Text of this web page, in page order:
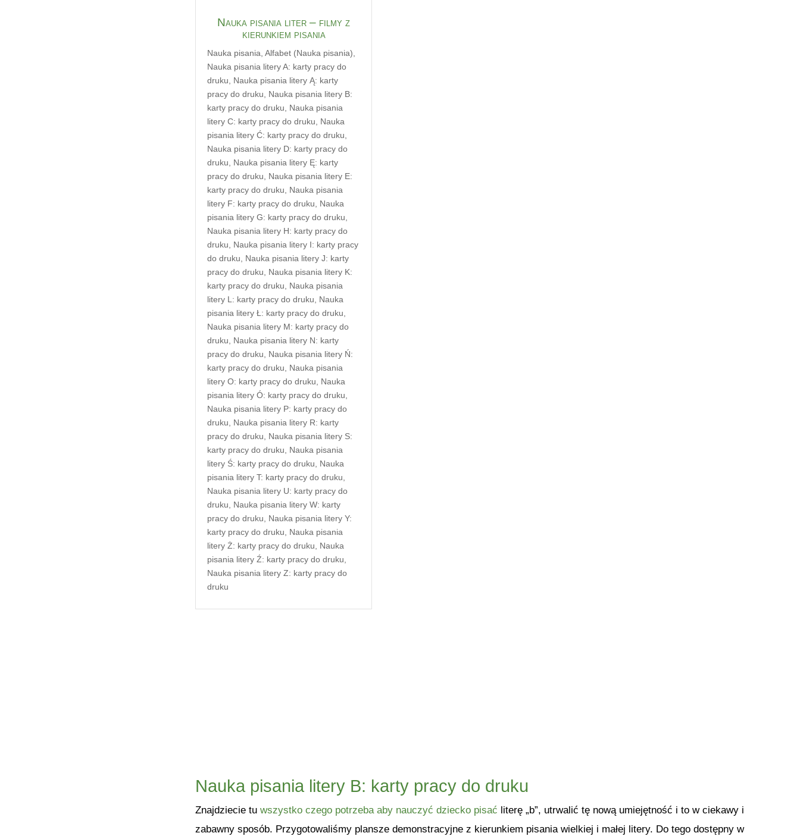
Nauka pisania liter – filmy z
kierunkiem pisania
Nauka pisania Alfabet (Nauka pisania)
Nauka pisania litery A: karty pracy do
druku
Nauka pisania litery Ą: karty
pracy do druku
Nauka pisania litery B:
karty pracy do druku
Nauka pisania
litery C: karty pracy do druku
Nauka
pisania litery Ć: karty pracy do druku
Nauka pisania litery D: karty pracy do
druku
Nauka pisania litery Ę: karty
pracy do druku
Nauka pisania litery E:
karty pracy do druku
Nauka pisania
litery F: karty pracy do druku
Nauka
pisania litery G: karty pracy do druku
Nauka pisania litery H: karty pracy do
druku
Nauka pisania litery I: karty pracy
do druku
Nauka pisania litery J: karty
pracy do druku
Nauka pisania litery K:
karty pracy do druku
Nauka pisania
litery L: karty pracy do druku
Nauka
pisania litery Ł: karty pracy do druku
Nauka pisania litery M: karty pracy do
druku
Nauka pisania litery N: karty
pracy do druku
Nauka pisania litery Ń:
karty pracy do druku
Nauka pisania
litery O: karty pracy do druku
Nauka
pisania litery Ó: karty pracy do druku
Nauka pisania litery P: karty pracy do
druku
Nauka pisania litery R: karty
pracy do druku
Nauka pisania litery S:
karty pracy do druku
Nauka pisania
litery Ś: karty pracy do druku
Nauka
pisania litery T: karty pracy do druku
Nauka pisania litery U: karty pracy do
druku
Nauka pisania litery W: karty
pracy do druku
Nauka pisania litery Y:
karty pracy do druku
Nauka pisania
litery Ż: karty pracy do druku
Nauka
pisania litery Ź: karty pracy do druku
Nauka pisania litery Z: karty pracy do
druku
Nauka pisania litery B: karty pracy do druku
Znajdziecie tu wszystko czego potrzeba aby nauczyć dziecko pisać literę „b”, utrwalić tę nową umiejętność i to w ciekawy i
zabawny sposób. Przygotowaliśmy plansze demonstracyjne z kierunkiem pisania wielkiej i małej litery. Do tego dostępny w